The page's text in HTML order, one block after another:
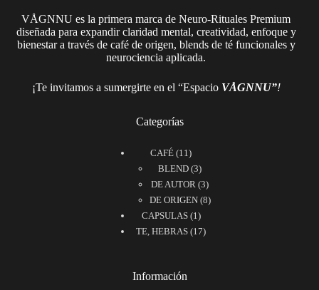
VÅGNNU es la primera marca de Neuro-Rituales Premium
diseñada para expandir claridad mental, creatividad, enfoque y
bienestar a través de café de origen, blends de té funcionales y
neurociencia aplicada.
¡Te invitamos a sumergirte en el “Espacio VÅGNNU”!
Categorías
CAFÉ 1111
productos
BLEND 33
productos
DE AUTOR 33
productos
DE ORIGEN 88
CAPSULAS 11
producto
TE, HEBRAS 1717
Información